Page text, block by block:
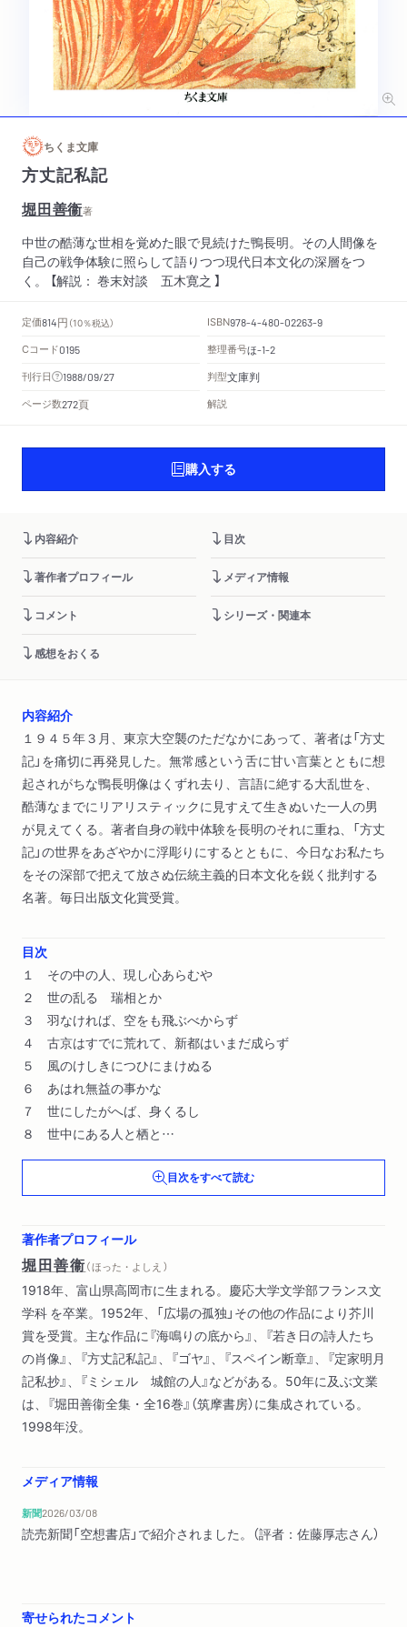
ちくま文庫
方丈記私記
堀田善衞著
中世の酷薄な世相を覚めた眼で見続けた鴨長明。その人間像を
自己の戦争体験に照らして語りつつ現代日本文化の深層をつ
く。 【解説： 巻末対談 五木寛之 】
定価814円 （10％税込） ISBN978-4-480-02263-9
Cコード0195 整理番号ほ-1-2
刊行日 1988/09/27 判型文庫判
ページ数272頁 解説
購入する
内容紹介 目次
著作者プロフィール メディア情報
コメント シリーズ・関連本
感想をおくる
内容紹介
１９４５年３月、東京大空襲のただなかにあって、著者は「方丈
記」を痛切に再発見した。無常感という舌に甘い言葉とともに想
起されがちな鴨長明像はくずれ去り、言語に絶する大乱世を、
酷薄なまでにリアリスティックに見すえて生きぬいた一人の男
が見えてくる。著者自身の戦中体験を長明のそれに重ね、「方丈
記」の世界をあざやかに浮彫りにするとともに、今日なお私たち
をその深部で把えて放さぬ伝統主義的日本文化を鋭く批判する
名著。毎日出版文化賞受賞。
目次
１ その中の人、現し心あらむや
２ 世の乱るゝ瑞相とか
３ 羽なければ、空をも飛ぶべからず
４ 古京はすでに荒れて、新都はいまだ成らず
５ 風のけしきにつひにまけぬる
６ あはれ無益の事かな
７ 世にしたがへば、身くるし
８ 世中にある人と栖と
９ 夫、三界は只心ひとつなり
１０ 阿弥陀仏、両三遍申してやみぬ
目次をすべて読む
著作者プロフィール
堀田善衞（ ほった・よしえ ）
1918年、富山県高岡市に生まれる。慶応大学文学部フランス文
学科 を卒業。1952年、「広場の孤独」その他の作品により芥川
賞を受賞。主な作品に『海鳴りの底から』、『若き日の詩人たち
の肖像』、『方丈記私記』、『ゴヤ』、『スペイン断章』、『定家明月
記私抄』、『ミシェル 城館の人』などがある。50年に及ぶ文業
は、『堀田善衞全集・全16巻』（筑摩書房）に集成されている。
1998年没。
メディア情報
新聞2026/03/08
読売新聞「空想書店」で紹介されました。（評者：佐藤厚志さん）
寄せられたコメント